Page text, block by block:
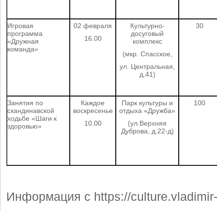
Игровая
программа
«Дружная
команда»
02 февраля
16.00
Культурно-
досуговый
комплекс
(мкр. Спасское,
ул. Центральная,
д.41)
30
Занятия по
скандинавской
ходьбе «Шаги к
здоровью»
Каждое
воскресенье
10.00
Парк культуры и
отдыха «Дружба»
(ул.Верхняя
Дуброва, д.22-д)
100
Информация с https://culture.vladimir-